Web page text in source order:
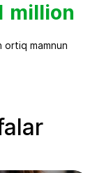
million
ortiq mamnun